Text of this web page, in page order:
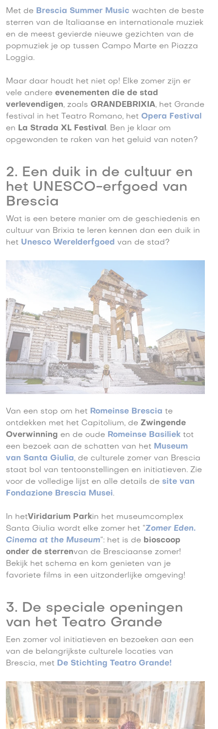
Met de Brescia Summer Music wachten de beste
sterren van de Italiaanse en internationale muziek
en de meest gevierde nieuwe gezichten van de
popmuziek je op tussen Campo Marte en Piazza
Loggia.
Maar daar houdt het niet op! Elke zomer zijn er
vele andere evenementen die de stad
verlevendigen, zoals GRANDEBRIXIA, het Grande
festival in het Teatro Romano, het Opera Festival
en
La Strada XL Festival. Ben je klaar om
opgewonden te raken van het geluid van noten?
2. Een duik in de cultuur en
het UNESCO-erfgoed van
Brescia
Wat is een betere manier om de geschiedenis en
cultuur van Brixia te leren kennen dan een duik in
het Unesco Werelderfgoed van de stad?
Van een stop om het Romeinse Brescia te
ontdekken met het Capitolium, de Zwingende
Overwinning en de oude Romeinse Basiliek tot
een bezoek aan de schatten van het Museum
van Santa Giulia, de culturele zomer van Brescia
staat bol van tentoonstellingen en initiatieven. Zie
voor de volledige lijst en alle details de site van
Fondazione Brescia Musei.
In hetViridarium Parkin het museumcomplex
Santa Giulia wordt elke zomer het “Zomer Eden.
Cinema at the Museum“: het is de bioscoop
onder de sterrenvan de Bresciaanse zomer!
Bekijk het schema en kom genieten van je
favoriete films in een uitzonderlijke omgeving!
3. De speciale openingen
van het Teatro Grande
Een zomer vol initiatieven en bezoeken aan een
van de belangrijkste culturele locaties van
Brescia, met De Stichting Teatro Grande!